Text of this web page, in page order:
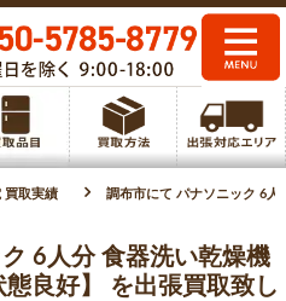
買取実績 調布市にて パナソニック 6人
6人分 食器洗い乾燥機
良好】 を出張買取致し